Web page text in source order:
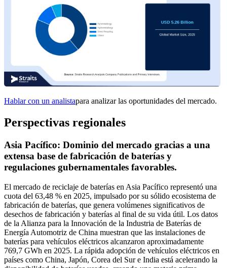
Hablar con un analistapara analizar las oportunidades del mercado.
Perspectivas regionales
Asia Pacífico: Dominio del mercado gracias a una
extensa base de fabricación de baterías y
regulaciones gubernamentales favorables.
El mercado de reciclaje de baterías en Asia Pacífico representó una
cuota del 63,48 % en 2025, impulsado por su sólido ecosistema de
fabricación de baterías, que genera volúmenes significativos de
desechos de fabricación y baterías al final de su vida útil. Los datos
de la Alianza para la Innovación de la Industria de Baterías de
Energía Automotriz de China muestran que las instalaciones de
baterías para vehículos eléctricos alcanzaron aproximadamente
769,7 GWh en 2025. La rápida adopción de vehículos eléctricos en
países como China, Japón, Corea del Sur e India está acelerando la